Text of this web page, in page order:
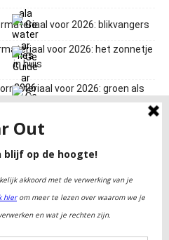
voor 2026: blikvangers
voor 2026: het zonnetje
in huis
voor 2026: groen als
gras
voor 2026: een met de
voorzien
voor 2026: roze wangen